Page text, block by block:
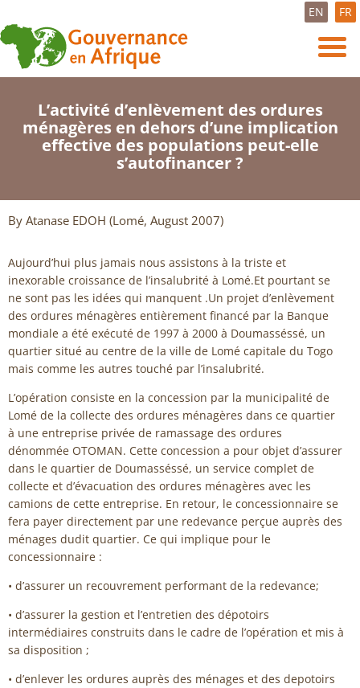
EN FR
L’activité d’enlèvement des ordures
ménagères en dehors d’une implication
effective des populations peut-elle
s’autofinancer ?
By Atanase EDOH (Lomé, August 2007)
Aujourd’hui plus jamais nous assistons à la triste et
inexorable croissance de l’insalubrité à Lomé.Et pourtant se
ne sont pas les idées qui manquent .Un projet d’enlèvement
des ordures ménagères entièrement financé par la Banque
mondiale a été exécuté de 1997 à 2000 à Doumasséssé, un
quartier situé au centre de la ville de Lomé capitale du Togo
mais comme les autres touché par l’insalubrité.
L’opération consiste en la concession par la municipalité de
Lomé de la collecte des ordures ménagères dans ce quartier
à une entreprise privée de ramassage des ordures
dénommée OTOMAN. Cette concession a pour objet d’assurer
dans le quartier de Doumasséssé, un service complet de
collecte et d’évacuation des ordures ménagères avec les
camions de cette entreprise. En retour, le concessionnaire se
fera payer directement par une redevance perçue auprès des
ménages dudit quartier. Ce qui implique pour le
concessionnaire :
• d’assurer un recouvrement performant de la redevance;
• d’assurer la gestion et l’entretien des dépotoirs
intermédiaires construits dans le cadre de l’opération et mis à
sa disposition ;
• d’enlever les ordures auprès des ménages et des depotoirs